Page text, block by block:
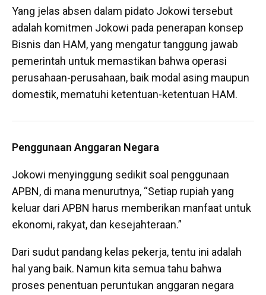
Yang jelas absen dalam pidato Jokowi tersebut
adalah komitmen Jokowi pada penerapan konsep
Bisnis dan HAM, yang mengatur tanggung jawab
pemerintah untuk memastikan bahwa operasi
perusahaan-perusahaan, baik modal asing maupun
domestik, mematuhi ketentuan-ketentuan HAM.
Penggunaan Anggaran Negara
Jokowi menyinggung sedikit soal penggunaan
APBN, di mana menurutnya, “Setiap rupiah yang
keluar dari APBN harus memberikan manfaat untuk
ekonomi, rakyat, dan kesejahteraan.”
Dari sudut pandang kelas pekerja, tentu ini adalah
hal yang baik. Namun kita semua tahu bahwa
proses penentuan peruntukan anggaran negara